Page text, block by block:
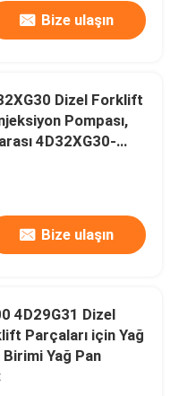
Bize ulaşın
Dizel Forklift
Pompası,
4D32XG30-
Garanti
Bize ulaşın
4D29G31 Dizel
Parçaları için Yağ
Yağ Pan